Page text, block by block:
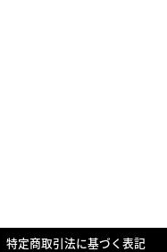
特定商取引法に基づく表記